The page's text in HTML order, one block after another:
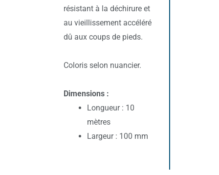
résistant à la déchirure et
au vieillissement accéléré
dû aux coups de pieds.
Coloris selon nuancier.
Dimensions :
Longueur : 10
mètres
Largeur : 100 mm